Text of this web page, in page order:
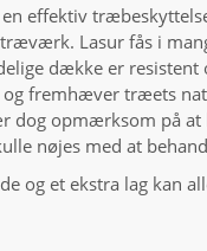
effektiv
Lasur fås i
dække er
fremhæver træets
opmærksom på at
nøjes med at
og et ekstra lag kan